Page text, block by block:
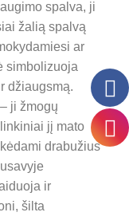
spalva, ji
žalią spalvą
ar
simbolizuoja
džiaugsmą.
ji žmogų
jį mato
drabužius
ir
šilta